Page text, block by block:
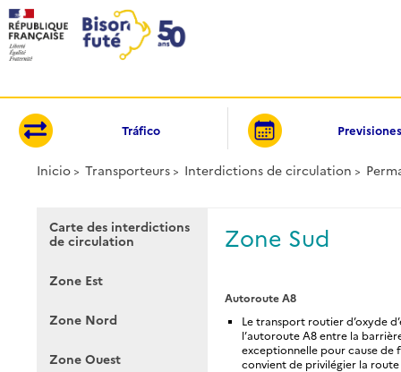
Tráfico Previsiones
Inicio Transporteurs Interdictions de circulation
Carte des interdictions
de circulation
Zone Est
Zone Nord
Zone Ouest
Zone Sud
Autoroute A8
Le transport routier d’oxyde
l’autoroute A8 entre la
exceptionnelle pour cause de
convient de privilégier la
Panel de gestión de cookies